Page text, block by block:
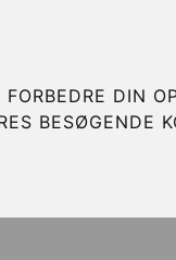
DIN
BESØGENDE